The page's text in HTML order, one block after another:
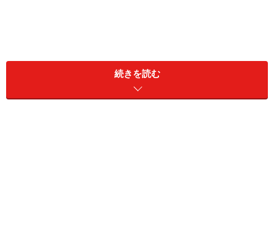
たどり着いた理想のツリーハウスは、「高床式」！
ツリーハウスの命・土台を作る！
続きを読む